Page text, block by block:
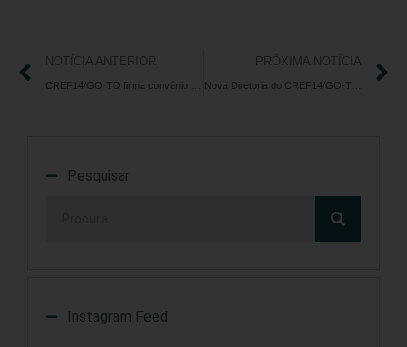
NOTÍCIA ANTERIOR PRÓXIMA NOTÍCIA
Pesquisar
Instagram Feed